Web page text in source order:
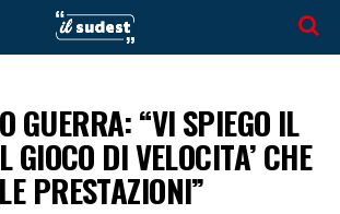
GUERRA: “VI SPIEGO IL
GIOCO DI VELOCITA’ CHE
PRESTAZIONI”